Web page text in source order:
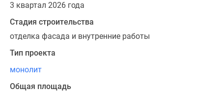
3 квартал 2026 года
Стадия строительства
отделка фасада и внутренние работы
Тип проекта
монолит
Общая площадь